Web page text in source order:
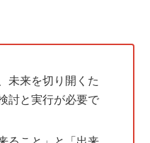
未来を切り開くた
討と実行が必要で